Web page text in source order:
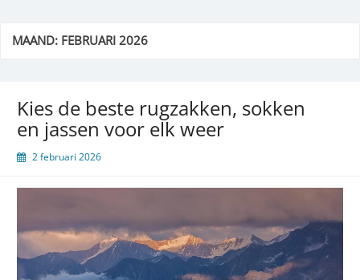
MAAND: FEBRUARI 2026
Kies de beste rugzakken, sokken
en jassen voor elk weer
2 februari 2026